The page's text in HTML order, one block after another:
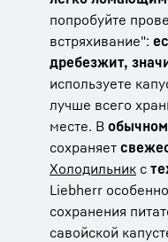
попробуйте
встряхивание":
дребезжит,
используете
лучше всего
месте. В
сохраняет
Холодильник с
Liebherr
сохранения
савойской